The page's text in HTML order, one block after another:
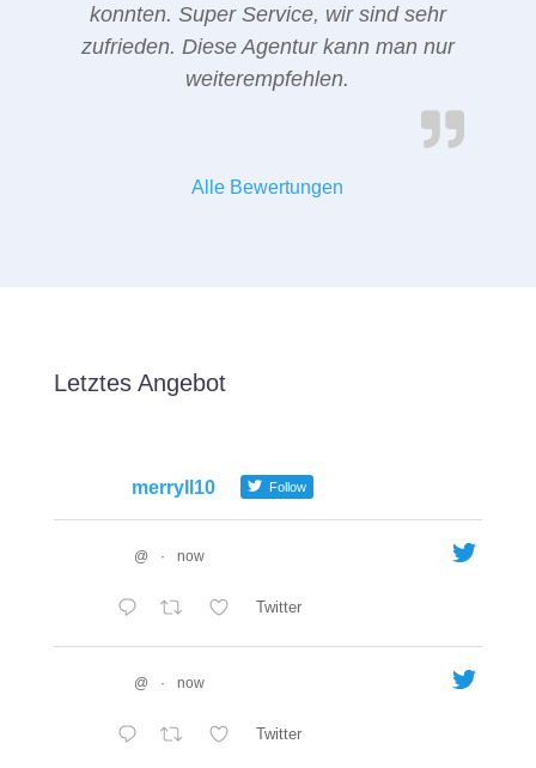
konnten. Super Service, wir sind sehr
zufrieden. Diese Agentur kann man nur
weiterempfehlen.
Alle Bewertungen
Letztes Angebot
merryll10 Follow
@ · now
Twitter
@ · now
Twitter